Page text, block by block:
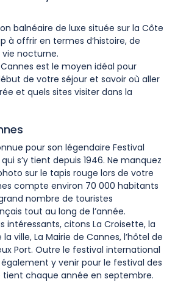
balnéaire de luxe située sur la Côte
à offrir en termes d’histoire, de
nocturne.
est le moyen idéal pour
de votre séjour et savoir où aller
et quels sites visiter dans la
pour son légendaire Festival
s’y tient depuis 1946. Ne manquez
sur le tapis rouge lors de votre
compte environ 70 000 habitants
nombre de touristes
tout au long de l’année.
intéressants, citons La Croisette, la
ville, La Mairie de Cannes, l’hôtel de
Port. Outre le festival international
y venir pour le festival des
tient chaque année en septembre.